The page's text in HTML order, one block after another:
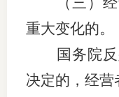
重大变化的。
国务院
决定的，经营